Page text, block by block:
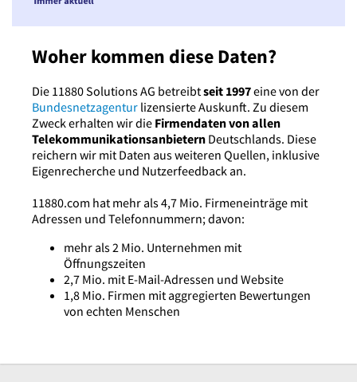
Woher kommen diese Daten?
Die 11880 Solutions AG betreibtseit 1997eine von der
Bundesnetzagentur lizensierte Auskunft. Zu diesem
Zweck erhalten wir die Firmendaten von allen
Telekommunikationsanbietern Deutschlands. Diese
reichern wir mit Daten aus weiteren Quellen, inklusive
Eigenrecherche und Nutzerfeedback an.
11880.com hat mehr als 4,7 Mio. Firmeneinträge mit
Adressen und Telefonnummern; davon:
mehr als 2 Mio. Unternehmen mit
Öffnungszeiten
2,7 Mio. mit E-Mail-Adressen und Website
1,8 Mio. Firmen mit aggregierten Bewertungen
von echten Menschen